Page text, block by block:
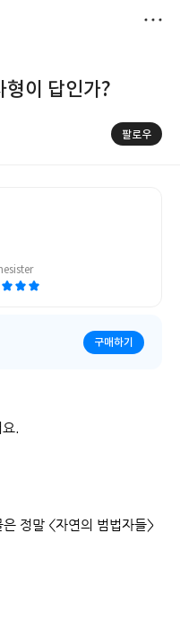
형이 답인가?
팔로우
구매하기
.
정말 <자연의 범법자들>